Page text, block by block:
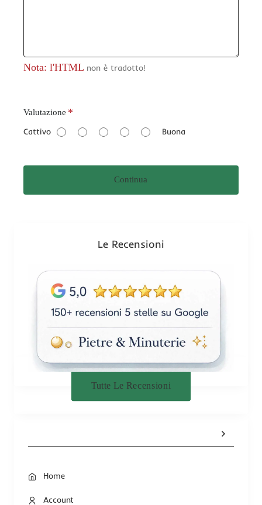
Nota: l'HTML non è tradotto!
V
l
t
z
Valutazione
Cattivo Buona
Continua
Le Recensioni
Tutte Le Recensioni
Home
Account